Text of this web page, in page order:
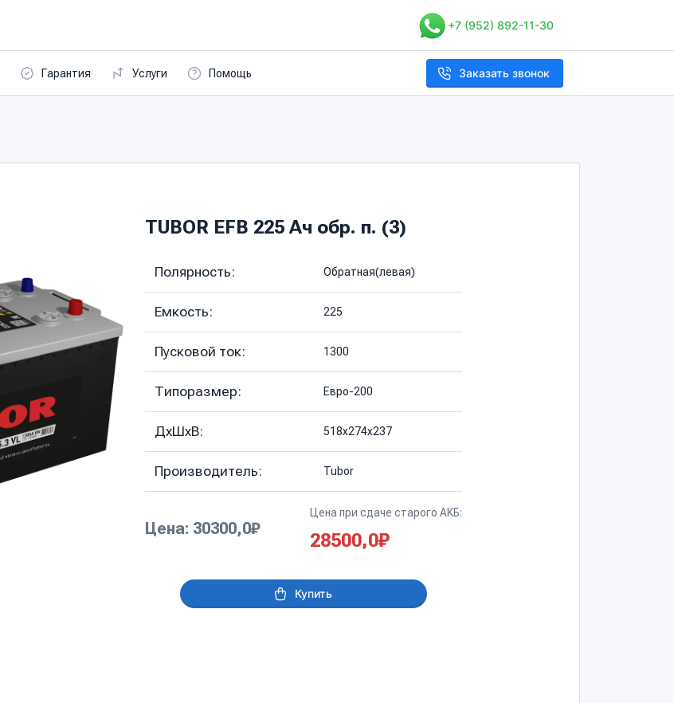
+7 (952) 892-11-30
Гарантия Услуги Помощь Заказать звонок
TUBOR EFB 225 Ач обр. п. (3)
Полярность: Обратная(левая)
Емкость: 225
Пусковой ток: 1300
Типоразмер: Евро-200
ДхШхВ: 518х274х237
Производитель: Tubor
Цена: 30300,0₽
Цена при сдаче старого АКБ:
28500,0₽
Купить